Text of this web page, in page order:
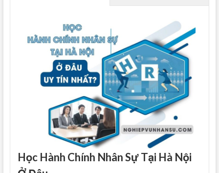
Học Hành Chính Nhân Sự Tại Hà Nội